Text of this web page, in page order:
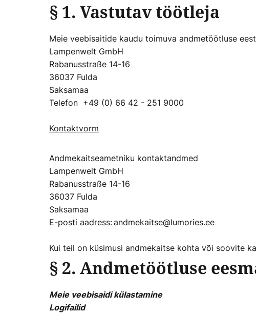
§ 1. Vastutav töötleja
Meie veebisaitide kaudu toimuva andmetöötluse
Lampenwelt GmbH
Rabanusstraße 14-16
36037 Fulda
Saksamaa
Telefon +49 (0) 66 42 - 251 9000
Kontaktvorm
Andmekaitseametniku kontaktandmed
Lampenwelt GmbH
Rabanusstraße 14-16
36037 Fulda
Saksamaa
E-posti aadress: andmekaitse@lumories.ee
Kui teil on küsimusi andmekaitse kohta või soovite
§ 2. Andmetöötluse
Meie veebisaidi külastamine
Logifailid